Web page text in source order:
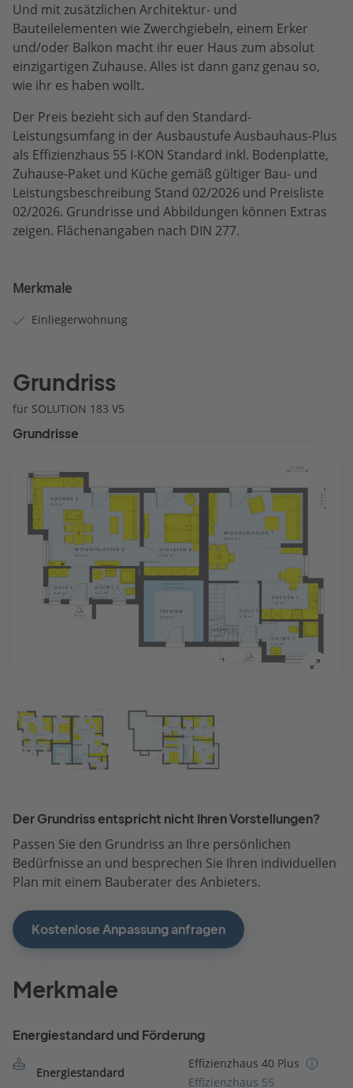
Und mit zusätzlichen Architektur- und
Bauteilelementen wie Zwerchgiebeln, einem Erker
und/oder Balkon macht ihr euer Haus zum absolut
einzigartigen Zuhause. Alles ist dann ganz genau so,
wie ihr es haben wollt.
Der Preis bezieht sich auf den Standard-
Leistungsumfang in der Ausbaustufe Ausbauhaus-Plus
als Effizienzhaus 55 I-KON Standard inkl. Bodenplatte,
Zuhause-Paket und Küche gemäß gültiger Bau- und
Leistungsbeschreibung Stand 02/2026 und Preisliste
02/2026. Grundrisse und Abbildungen können Extras
zeigen. Flächenangaben nach DIN 277.
Merkmale
Einliegerwohnung
Grundriss
für SOLUTION 183 V5
Grundrisse
Der Grundriss entspricht nicht Ihren Vorstellungen?
Passen Sie den Grundriss an Ihre persönlichen
Bedürfnisse an und besprechen Sie Ihren individuellen
Plan mit einem Bauberater des Anbieters.
Kostenlose Anpassung anfragen
Merkmale
Energiestandard und Förderung
Energiestandard
Effizienzhaus 40 Plus
Effizienzhaus 55